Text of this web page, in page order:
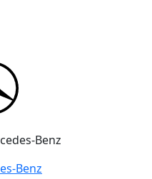
Benz
Benz